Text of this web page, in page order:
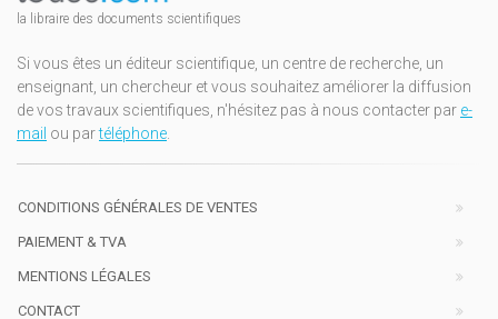
la libraire des documents scientifiques
Si vous êtes un éditeur scientifique, un centre de recherche, un
enseignant, un chercheur et vous souhaitez améliorer la diffusion
de vos travaux scientifiques, n'hésitez pas à nous contacter par e-
mail ou partéléphone
CONDITIONS GÉNÉRALES DE VENTES
PAIEMENT & TVA
MENTIONS LÉGALES
CONTACT